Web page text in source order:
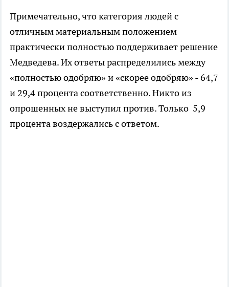
Примечательно, что категория людей с
отличным материальным положением
практически полностью поддерживает решение
Медведева. Их ответы распределились между
«полностью одобряю» и «скорее одобряю» - 64,7
и 29,4 процента соответственно. Никто из
опрошенных не выступил против. Только 5,9
процента воздержались с ответом.